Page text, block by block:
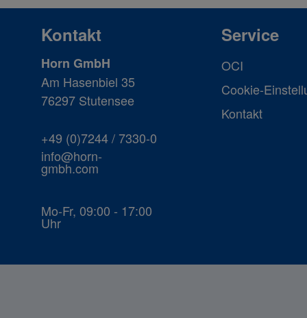
Kontakt
Horn GmbH
Am Hasenbiel 35
76297 Stutensee
+49 (0)7244 / 7330-0
info@horn-
gmbh.com
Mo-Fr, 09:00 - 17:00
Uhr
Service
OCI
Cookie-
Kontakt